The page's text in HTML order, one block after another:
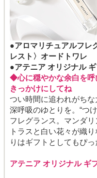
●アロマリチュアルフレ
レスト〉オードトワレ
●アテニア オリジナル ギ
◆心に穏やかな余白を呼
きっかけにしてね
つい時間に追われがち
深呼吸のゆとりを。“つ
フレグランス。マンダ
トラスと白い花々が織
りはギフトとしてもぴっ
アテニア オリジナル ギ